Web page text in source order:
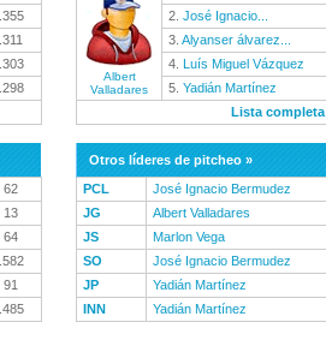
.355
.311
.303
.298
62
13
64
.582
91
.485
Albert
Valladares
2. José Ignacio...
3. Alyanser álvarez...
4. Luís Miguel Vázquez
5. Yadián Martínez
Lista completa
Otros líderes de pitcheo »
PCL
José Ignacio Bermudez
JG
Albert Valladares
JS
Marlon Vega
SO
José Ignacio Bermudez
JP
Yadián Martínez
INN
Yadián Martínez